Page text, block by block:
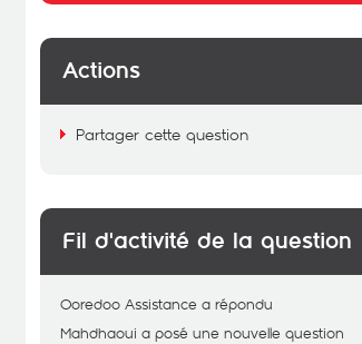
Actions
Partager cette question
Fil d'activité de la question
Ooredoo Assistance a répondu
Mahdhaoui a posé une nouvelle question